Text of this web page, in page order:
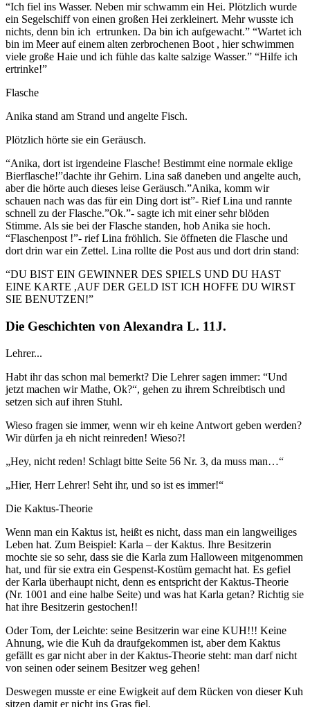
“Ich fiel ins Wasser. Neben mir schwamm ein Hei. Plötzlich wurde
ein Segelschiff von einen großen Hei zerkleinert. Mehr wusste ich
nichts, denn bin ich ertrunken. Da bin ich aufgewacht.” “Wartet ich
bin im Meer auf einem alten zerbrochenen Boot , hier schwimmen
viele große Haie und ich fühle das kalte salzige Wasser.” “Hilfe ich
ertrinke!”
Flasche
Anika stand am Strand und angelte Fisch.
Plötzlich hörte sie ein Geräusch.
“Anika, dort ist irgendeine Flasche! Bestimmt eine normale eklige
Bierflasche!”dachte ihr Gehirn. Lina saß daneben und angelte auch,
aber die hörte auch dieses leise Geräusch.”Anika, komm wir
schauen nach was das für ein Ding dort ist”- Rief Lina und rannte
schnell zu der Flasche.”Ok.”- sagte ich mit einer sehr blöden
Stimme. Als sie bei der Flasche standen, hob Anika sie hoch.
“Flaschenpost !”- rief Lina fröhlich. Sie öffneten die Flasche und
dort drin war ein Zettel. Lina rollte die Post aus und dort drin stand:
“DU BIST EIN GEWINNER DES SPIELS UND DU HAST
EINE KARTE ,AUF DER GELD IST ICH HOFFE DU WIRST
SIE BENUTZEN!”
Die Geschichten von Alexandra L. 11J.
Lehrer...
Habt ihr das schon mal bemerkt? Die Lehrer sagen immer: “Und
jetzt machen wir Mathe, Ok?“, gehen zu ihrem Schreibtisch und
setzen sich auf ihren Stuhl.
Wieso fragen sie immer, wenn wir eh keine Antwort geben werden?
Wir dürfen ja eh nicht reinreden! Wieso?!
„Hey, nicht reden! Schlagt bitte Seite 56 Nr. 3, da muss man…“
„Hier, Herr Lehrer! Seht ihr, und so ist es immer!“
Die Kaktus-Theorie
Wenn man ein Kaktus ist, heißt es nicht, dass man ein langweiliges
Leben hat. Zum Beispiel: Karla – der Kaktus. Ihre Besitzerin
mochte sie so sehr, dass sie die Karla zum Halloween mitgenommen
hat, und für sie extra ein Gespenst-Kostüm gemacht hat. Es gefiel
der Karla überhaupt nicht, denn es entspricht der Kaktus-Theorie
(Nr. 1001 and eine halbe Seite) und was hat Karla getan? Richtig sie
hat ihre Besitzerin gestochen!!
Oder Tom, der Leichte: seine Besitzerin war eine KUH!!! Keine
Ahnung, wie die Kuh da draufgekommen ist, aber dem Kaktus
gefällt es gar nicht aber in der Kaktus-Theorie steht: man darf nicht
von seinen oder seinem Besitzer weg gehen!
Deswegen musste er eine Ewigkeit auf dem Rücken von dieser Kuh
sitzen damit er nicht ins Gras fiel.